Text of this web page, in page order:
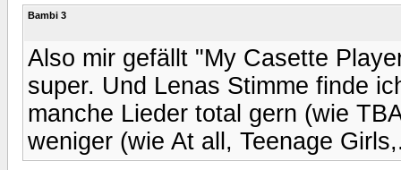
Bambi 3
Also mir gefällt "My Casette
super. Und Lenas Stimme finde
manche Lieder total gern (wie
weniger (wie At all, Teenage